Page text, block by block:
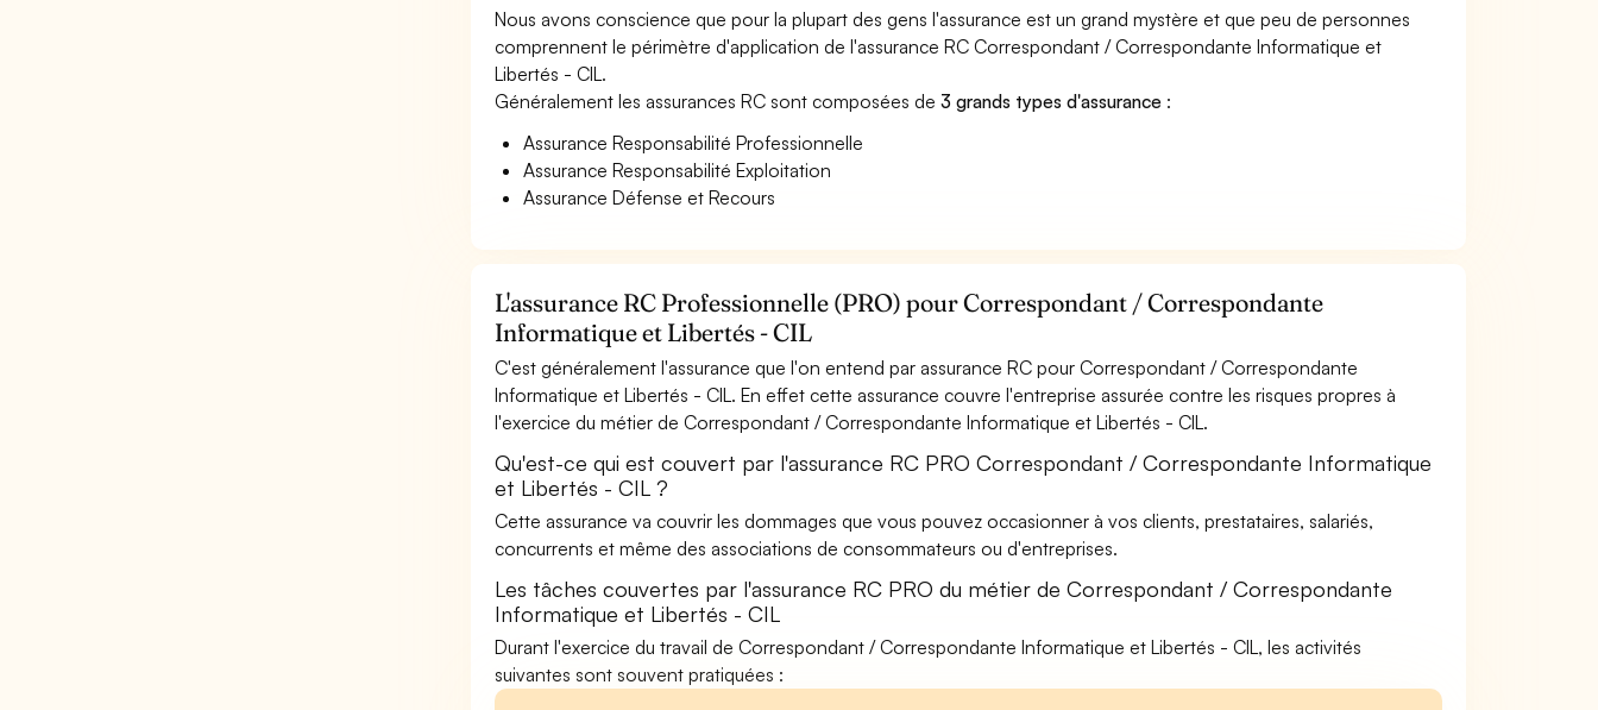
Nous avons conscience que pour la plupart des gens l'assurance est un grand mystère et que peu de personnes
comprennent le périmètre d'application de l'assurance RC Correspondant / Correspondante Informatique et
Libertés - CIL.
Généralement les assurances RC sont composées de3 grands types d'assurance :
Assurance Responsabilité Professionnelle
Assurance Responsabilité Exploitation
Assurance Défense et Recours
L'assurance RC Professionnelle (PRO) pour Correspondant / Correspondante
Informatique et Libertés - CIL
C'est généralement l'assurance que l'on entend par assurance RC pour Correspondant / Correspondante
Informatique et Libertés - CIL. En effet cette assurance couvre l'entreprise assurée contre les risques propres à
l'exercice du métier de Correspondant / Correspondante Informatique et Libertés - CIL.
Qu'est-ce qui est couvert par l'assurance RC PRO Correspondant / Correspondante Informatique
et Libertés - CIL ?
Cette assurance va couvrir les dommages que vous pouvez occasionner à vos clients, prestataires, salariés,
concurrents et même des associations de consommateurs ou d'entreprises.
Les tâches couvertes par l'assurance RC PRO du métier de Correspondant / Correspondante
Informatique et Libertés - CIL
Durant l'exercice du travail de Correspondant / Correspondante Informatique et Libertés - CIL, les activités
suivantes sont souvent pratiquées :